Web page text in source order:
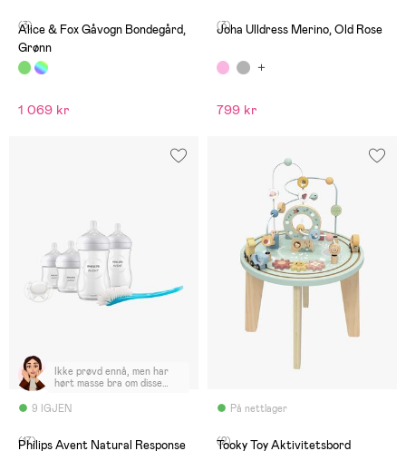
(3)
Alice & Fox Gåvogn Bondegård,
Grønn
1 069 kr
(3)
Joha Ulldress Merino, Old Rose
799 kr
9 IGJEN
Ikke prøvd ennå, men har
hørt masse bra om disse
synes det samme.
(17)
Philips Avent Natural Response
På nettlager
(2)
Tooky Toy Aktivitetsbord